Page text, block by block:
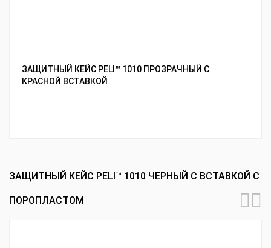
ЗАЩИТНЫЙ КЕЙС PELI™ 1010 ПРОЗРАЧНЫЙ С
КРАСНОЙ ВСТАВКОЙ
ЗАЩИТНЫЙ КЕЙС PELI™ 1010 ЧЕРНЫЙ С ВСТАВКОЙ С
ПОРОПЛАСТОМ